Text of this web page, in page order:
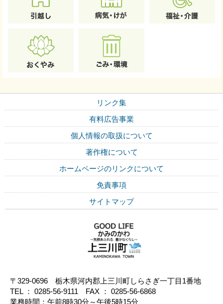
リンク集
有料広告事業
個人情報の取扱について
著作権について
ホームページのリンクについて
免責事項
サイトマップ
〒329-0696 栃木県河内郡上三川町しらさぎ一丁目1番地
TEL ： 0285-56-9111 FAX ： 0285-56-6868
業務時間：午前8時30分～午後5時15分